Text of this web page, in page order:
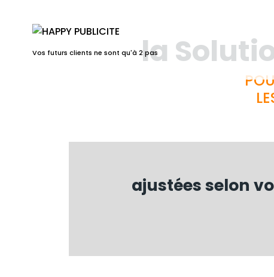
Vos futurs clients ne sont qu'à 2 pas
la
ajustées selon